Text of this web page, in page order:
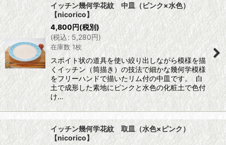
イッチン幾何学花紋 中皿（ピンク×水色）
【nicorico】
4,800円(税別)
(税込: 5,280円)
在庫数 1枚
スポイト状の道具を使い絞り出しながら模様を描
くイッチン（筒描き）の技法で細かな幾何学模様
をフリーハンドで描いたリム付の中皿です。 白
土で成形した素地にピンクと水色の化粧土で色付
け…
イッチン幾何学花紋 取皿（水色×ピンク）
【nicorico】